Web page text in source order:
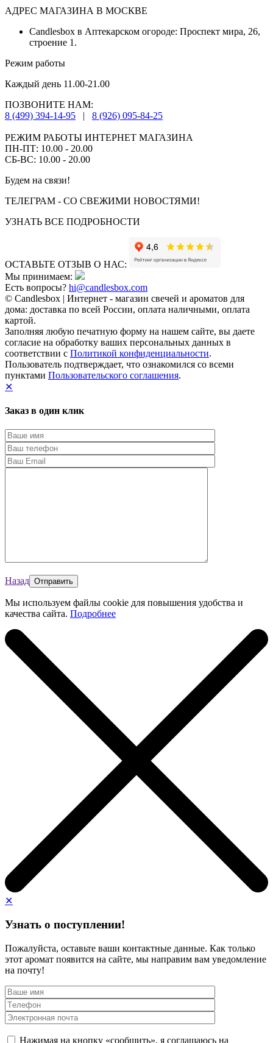
АДРЕС МАГАЗИНА В МОСКВЕ
Candlesbox в Аптекарском огороде: Проспект мира, 26,
строение 1.
Режим работы
Каждый день 11.00-21.00
ПОЗВОНИТЕ НАМ:
8 (499) 394-14-95
| 8 (926) 095-84-25
РЕЖИМ РАБОТЫ ИНТЕРНЕТ МАГАЗИНА
ПН-ПТ: 10.00 - 20.00
СБ-ВС: 10.00 - 20.00
Будем на связи!
ТЕЛЕГРАМ - СО СВЕЖИМИ НОВОСТЯМИ!
УЗНАТЬ ВСЕ ПОДРОБНОСТИ
ОСТАВЬТЕ ОТЗЫВ О НАС:
Мы принимаем:
Есть вопросы? hi@candlesbox.com
© Candlesbox | Интернет - магазин свечей и ароматов для
дома: доставка по всей России, оплата наличными, оплата
картой.
Заполняя любую печатную форму на нашем сайте, вы даете
согласие на обработку ваших персональных данных в
соответствии с Политикой конфиденциальности.
Пользователь подтверждает, что ознакомился со всеми
пунктами Пользовательского соглашения.
✕
Заказ в один клик
Назад
Мы используем файлы cookie для повышения удобства и
качества сайта. Подробнее
✕
Узнать о поступлении!
Пожалуйста, оставьте ваши контактные данные. Как только
этот аромат появится на сайте, мы направим вам уведомление
на почту!
Нажимая на кнопку «сообщить», я соглашаюсь на